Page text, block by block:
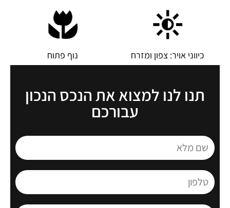
כיווני אויר: צפון ומזרח נוף פתוח
תנו לנו למצוא את הנכס הנכון
עבורכם